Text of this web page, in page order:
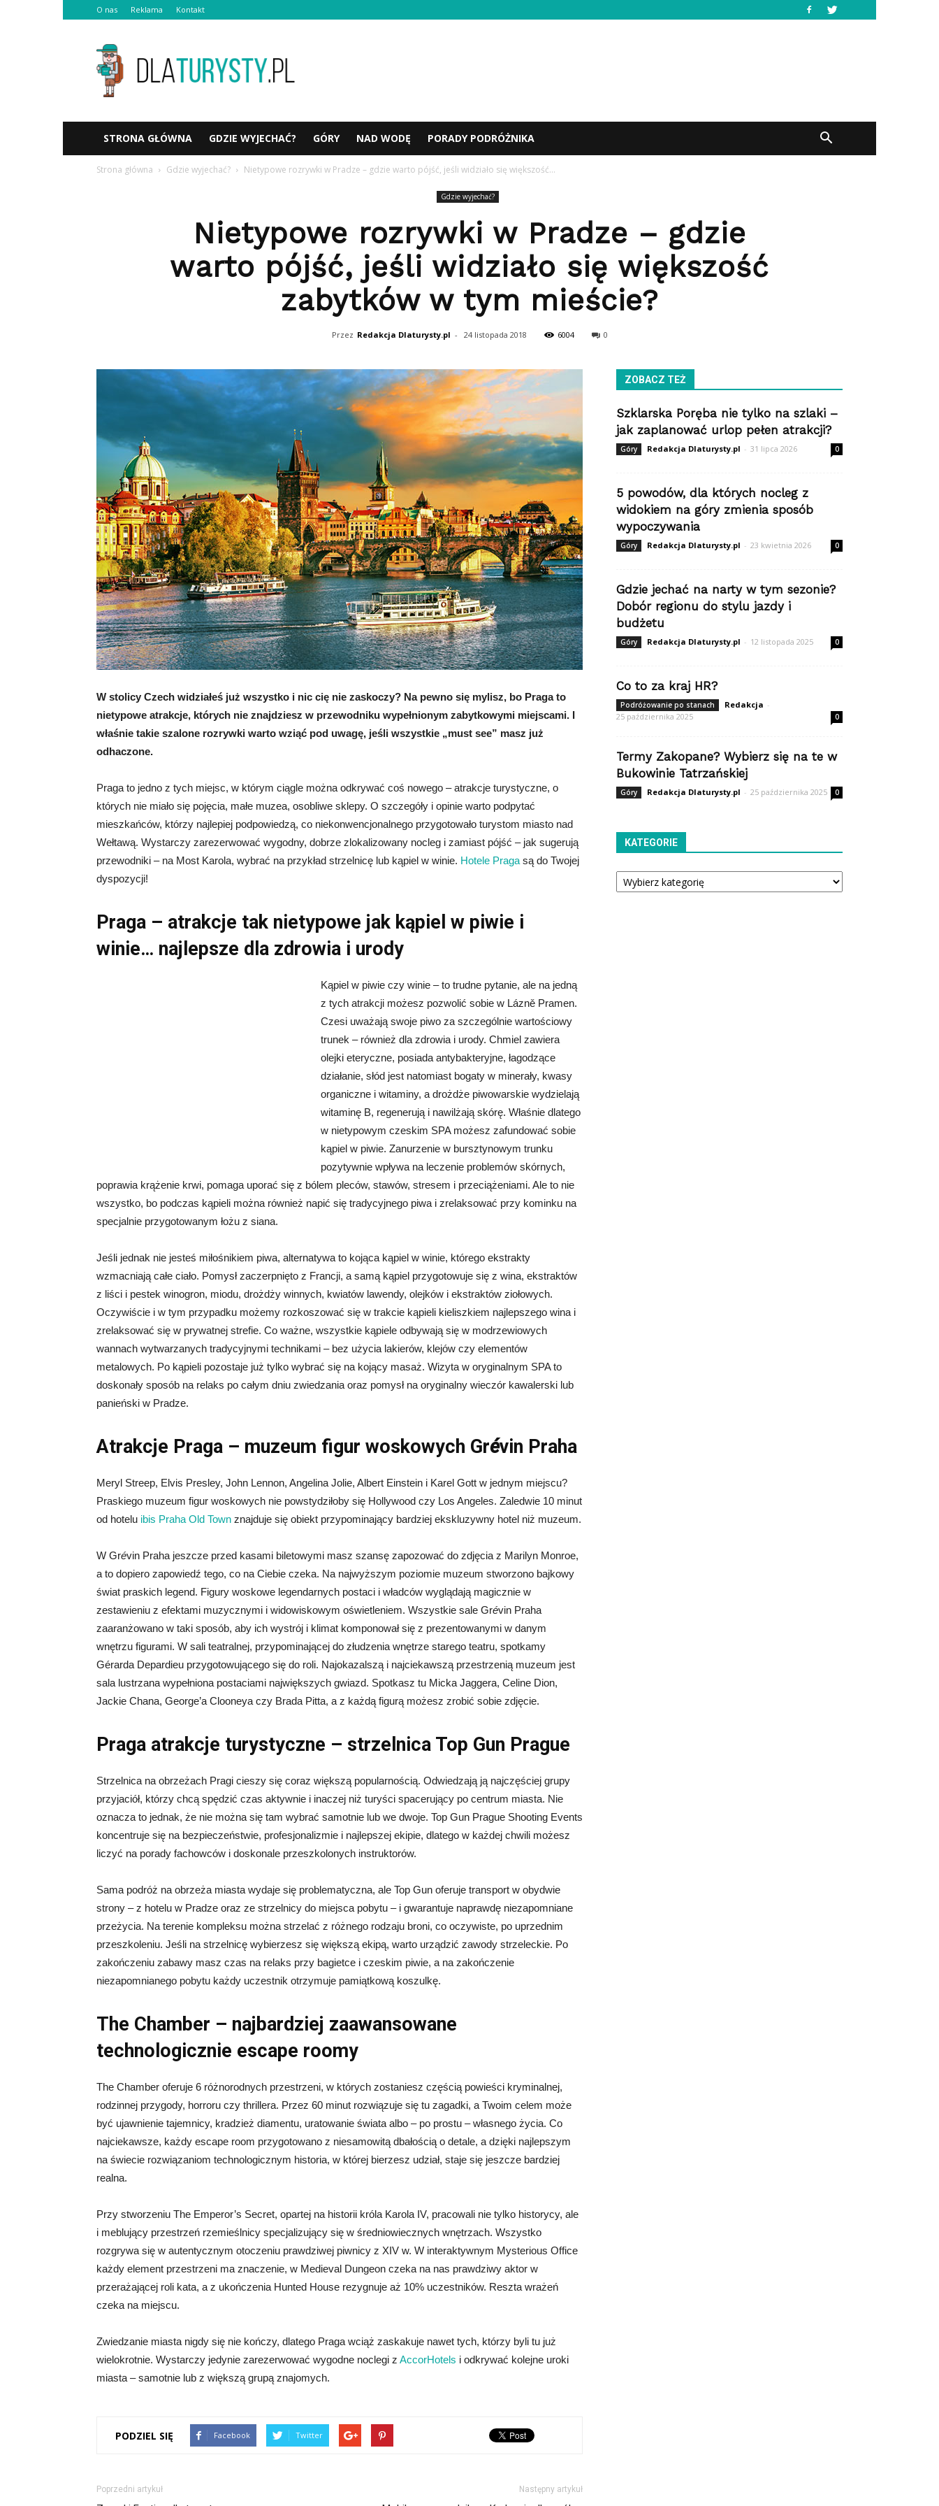
O nas Reklama Kontakt
Dlaturysty.pl
STRONA GŁÓWNA GDZIE WYJECHAĆ? GÓRY NAD WODĘ PORADY PODRÓŻNIKA
Strona główna Gdzie wyjechać? Nietypowe rozrywki w Pradze – gdzie warto pójść, jeśli widziało się większość...
Gdzie wyjechać?
Nietypowe rozrywki w Pradze – gdzie
warto pójść, jeśli widziało się większość
zabytków w tym mieście?
Przez Redakcja Dlaturysty.pl - 24 listopada 2018 6004 0
W stolicy Czech widziałeś już wszystko i nic cię nie zaskoczy? Na pewno się mylisz, bo Praga to
nietypowe atrakcje, których nie znajdziesz w przewodniku wypełnionym zabytkowymi miejscami. I
właśnie takie szalone rozrywki warto wziąć pod uwagę, jeśli wszystkie „must see” masz już
odhaczone.
Praga to jedno z tych miejsc, w którym ciągle można odkrywać coś nowego – atrakcje turystyczne, o
których nie miało się pojęcia, małe muzea, osobliwe sklepy. O szczegóły i opinie warto podpytać
mieszkańców, którzy najlepiej podpowiedzą, co niekonwencjonalnego przygotowało turystom miasto nad
Wełtawą. Wystarczy zarezerwować wygodny, dobrze zlokalizowany nocleg i zamiast pójść – jak sugerują
przewodniki – na Most Karola, wybrać na przykład strzelnicę lub kąpiel w winie. Hotele Praga są do Twojej
dyspozycji!
Praga – atrakcje tak nietypowe jak kąpiel w piwie i
winie… najlepsze dla zdrowia i urody
Kąpiel w piwie czy winie – to trudne pytanie, ale na jedną
z tych atrakcji możesz pozwolić sobie w Lázně Pramen.
Czesi uważają swoje piwo za szczególnie wartościowy
trunek – również dla zdrowia i urody. Chmiel zawiera
olejki eteryczne, posiada antybakteryjne, łagodzące
działanie, słód jest natomiast bogaty w minerały, kwasy
organiczne i witaminy, a drożdże piwowarskie wydzielają
witaminę B, regenerują i nawilżają skórę. Właśnie dlatego
w nietypowym czeskim SPA możesz zafundować sobie
kąpiel w piwie. Zanurzenie w bursztynowym trunku
pozytywnie wpływa na leczenie problemów skórnych,
poprawia krążenie krwi, pomaga uporać się z bólem pleców, stawów, stresem i przeciążeniami. Ale to nie
wszystko, bo podczas kąpieli można również napić się tradycyjnego piwa i zrelaksować przy kominku na
specjalnie przygotowanym łożu z siana.
Jeśli jednak nie jesteś miłośnikiem piwa, alternatywa to kojąca kąpiel w winie, którego ekstrakty
wzmacniają całe ciało. Pomysł zaczerpnięto z Francji, a samą kąpiel przygotowuje się z wina, ekstraktów
z liści i pestek winogron, miodu, drożdży winnych, kwiatów lawendy, olejków i ekstraktów ziołowych.
Oczywiście i w tym przypadku możemy rozkoszować się w trakcie kąpieli kieliszkiem najlepszego wina i
zrelaksować się w prywatnej strefie. Co ważne, wszystkie kąpiele odbywają się w modrzewiowych
wannach wytwarzanych tradycyjnymi technikami – bez użycia lakierów, klejów czy elementów
metalowych. Po kąpieli pozostaje już tylko wybrać się na kojący masaż. Wizyta w oryginalnym SPA to
doskonały sposób na relaks po całym dniu zwiedzania oraz pomysł na oryginalny wieczór kawalerski lub
panieński w Pradze.
Atrakcje Praga – muzeum figur woskowych Grévin Praha
Meryl Streep, Elvis Presley, John Lennon, Angelina Jolie, Albert Einstein i Karel Gott w jednym miejscu?
Praskiego muzeum figur woskowych nie powstydziłoby się Hollywood czy Los Angeles. Zaledwie 10 minut
od hotelu ibis Praha Old Town znajduje się obiekt przypominający bardziej ekskluzywny hotel niż muzeum.
W Grévin Praha jeszcze przed kasami biletowymi masz szansę zapozować do zdjęcia z Marilyn Monroe,
a to dopiero zapowiedź tego, co na Ciebie czeka. Na najwyższym poziomie muzeum stworzono bajkowy
świat praskich legend. Figury woskowe legendarnych postaci i władców wyglądają magicznie w
zestawieniu z efektami muzycznymi i widowiskowym oświetleniem. Wszystkie sale Grévin Praha
zaaranżowano w taki sposób, aby ich wystrój i klimat komponował się z prezentowanymi w danym
wnętrzu figurami. W sali teatralnej, przypominającej do złudzenia wnętrze starego teatru, spotkamy
Gérarda Depardieu przygotowującego się do roli. Najokazalszą i najciekawszą przestrzenią muzeum jest
sala lustrzana wypełniona postaciami największych gwiazd. Spotkasz tu Micka Jaggera, Celine Dion,
Jackie Chana, George’a Clooneya czy Brada Pitta, a z każdą figurą możesz zrobić sobie zdjęcie.
Praga atrakcje turystyczne – strzelnica Top Gun Prague
Strzelnica na obrzeżach Pragi cieszy się coraz większą popularnością. Odwiedzają ją najczęściej grupy
przyjaciół, którzy chcą spędzić czas aktywnie i inaczej niż turyści spacerujący po centrum miasta. Nie
oznacza to jednak, że nie można się tam wybrać samotnie lub we dwoje. Top Gun Prague Shooting Events
koncentruje się na bezpieczeństwie, profesjonalizmie i najlepszej ekipie, dlatego w każdej chwili możesz
liczyć na porady fachowców i doskonale przeszkolonych instruktorów.
Sama podróż na obrzeża miasta wydaje się problematyczna, ale Top Gun oferuje transport w obydwie
strony – z hotelu w Pradze oraz ze strzelnicy do miejsca pobytu – i gwarantuje naprawdę niezapomniane
przeżycia. Na terenie kompleksu można strzelać z różnego rodzaju broni, co oczywiste, po uprzednim
przeszkoleniu. Jeśli na strzelnicę wybierzesz się większą ekipą, warto urządzić zawody strzeleckie. Po
zakończeniu zabawy masz czas na relaks przy bagietce i czeskim piwie, a na zakończenie
niezapomnianego pobytu każdy uczestnik otrzymuje pamiątkową koszulkę.
The Chamber – najbardziej zaawansowane
technologicznie escape roomy
The Chamber oferuje 6 różnorodnych przestrzeni, w których zostaniesz częścią powieści kryminalnej,
rodzinnej przygody, horroru czy thrillera. Przez 60 minut rozwiązuje się tu zagadki, a Twoim celem może
być ujawnienie tajemnicy, kradzież diamentu, uratowanie świata albo – po prostu – własnego życia. Co
najciekawsze, każdy escape room przygotowano z niesamowitą dbałością o detale, a dzięki najlepszym
na świecie rozwiązaniom technologicznym historia, w której bierzesz udział, staje się jeszcze bardziej
realna.
Przy stworzeniu The Emperor’s Secret, opartej na historii króla Karola IV, pracowali nie tylko historycy, ale
i meblujący przestrzeń rzemieślnicy specjalizujący się w średniowiecznych wnętrzach. Wszystko
rozgrywa się w autentycznym otoczeniu prawdziwej piwnicy z XIV w. W interaktywnym Mysterious Office
każdy element przestrzeni ma znaczenie, w Medieval Dungeon czeka na nas prawdziwy aktor w
przerażającej roli kata, a z ukończenia Hunted House rezygnuje aż 10% uczestników. Reszta wrażeń
czeka na miejscu.
Zwiedzanie miasta nigdy się nie kończy, dlatego Praga wciąż zaskakuje nawet tych, którzy byli tu już
wielokrotnie. Wystarczy jedynie zarezerwować wygodne noclegi z AccorHotels i odkrywać kolejne uroki
miasta – samotnie lub z większą grupą znajomych.
PODZIEL SIĘ Facebook Twitter
Poprzedni artykuł Następny artykuł
ZOBACZ TEŻ
Szklarska Poręba nie tylko na szlaki –
jak zaplanować urlop pełen atrakcji?
Góry Redakcja Dlaturysty.pl - 31 lipca 2026 0
5 powodów, dla których nocleg z
widokiem na góry zmienia sposób
wypoczywania
Góry Redakcja Dlaturysty.pl - 23 kwietnia 2026 0
Gdzie jechać na narty w tym sezonie?
Dobór regionu do stylu jazdy i
budżetu
Góry Redakcja Dlaturysty.pl - 12 listopada 2025 0
Co to za kraj HR?
Podróżowanie po stanach Redakcja -
25 października 2025
0
Termy Zakopane? Wybierz się na te w
Bukowinie Tatrzańskiej
Góry Redakcja Dlaturysty.pl - 25 października 2025 0
KATEGORIE
Kategorie